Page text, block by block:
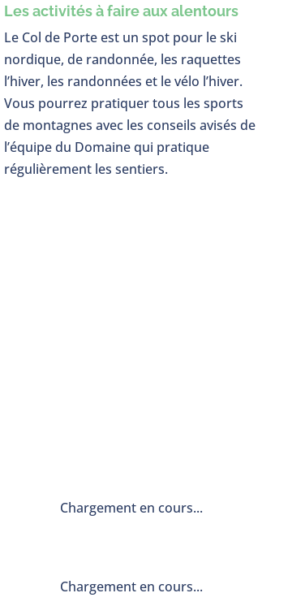
Les activités à faire aux alentours
Le Col de Porte est un spot pour le ski
nordique, de randonnée, les raquettes
l’hiver, les randonnées et le vélo l’hiver.
Vous pourrez pratiquer tous les sports
de montagnes avec les conseils avisés de
l’équipe du Domaine qui pratique
régulièrement les sentiers.
Chargement en cours...
Chargement en cours...